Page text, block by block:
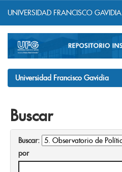
navigation
UNIVERSIDAD FRANCISCO GAVIDIA
Universidad Francisco Gavidia
Buscar
Buscar:
por